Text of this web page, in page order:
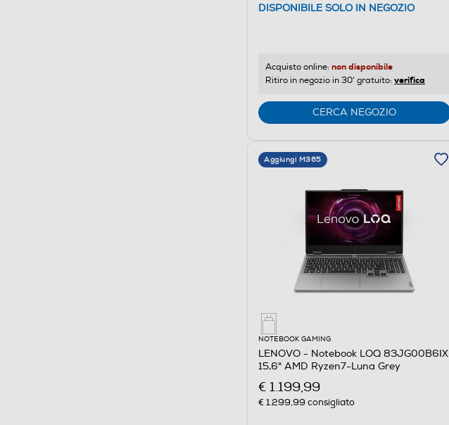
DISPONIBILE SOLO IN NEGOZIO
Acquisto online: non disponibile
Ritiro in negozio in 30' gratuito: verifica
CERCA NEGOZIO
Aggiungi M365
NOTEBOOK GAMING
LENOVO - Notebook LOQ 83JG00B6IX
15,6" AMD Ryzen7-Luna Grey
€ 1.199,99
€ 1.299,99 consigliato